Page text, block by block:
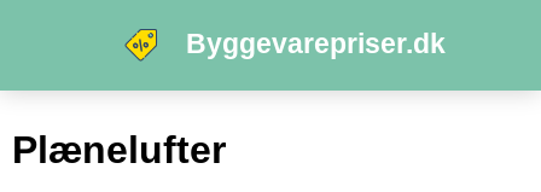
Byggevarepriser.dk
Plænelufter